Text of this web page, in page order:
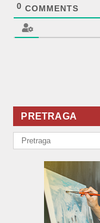
0 COMMENTS
PRETRAGA